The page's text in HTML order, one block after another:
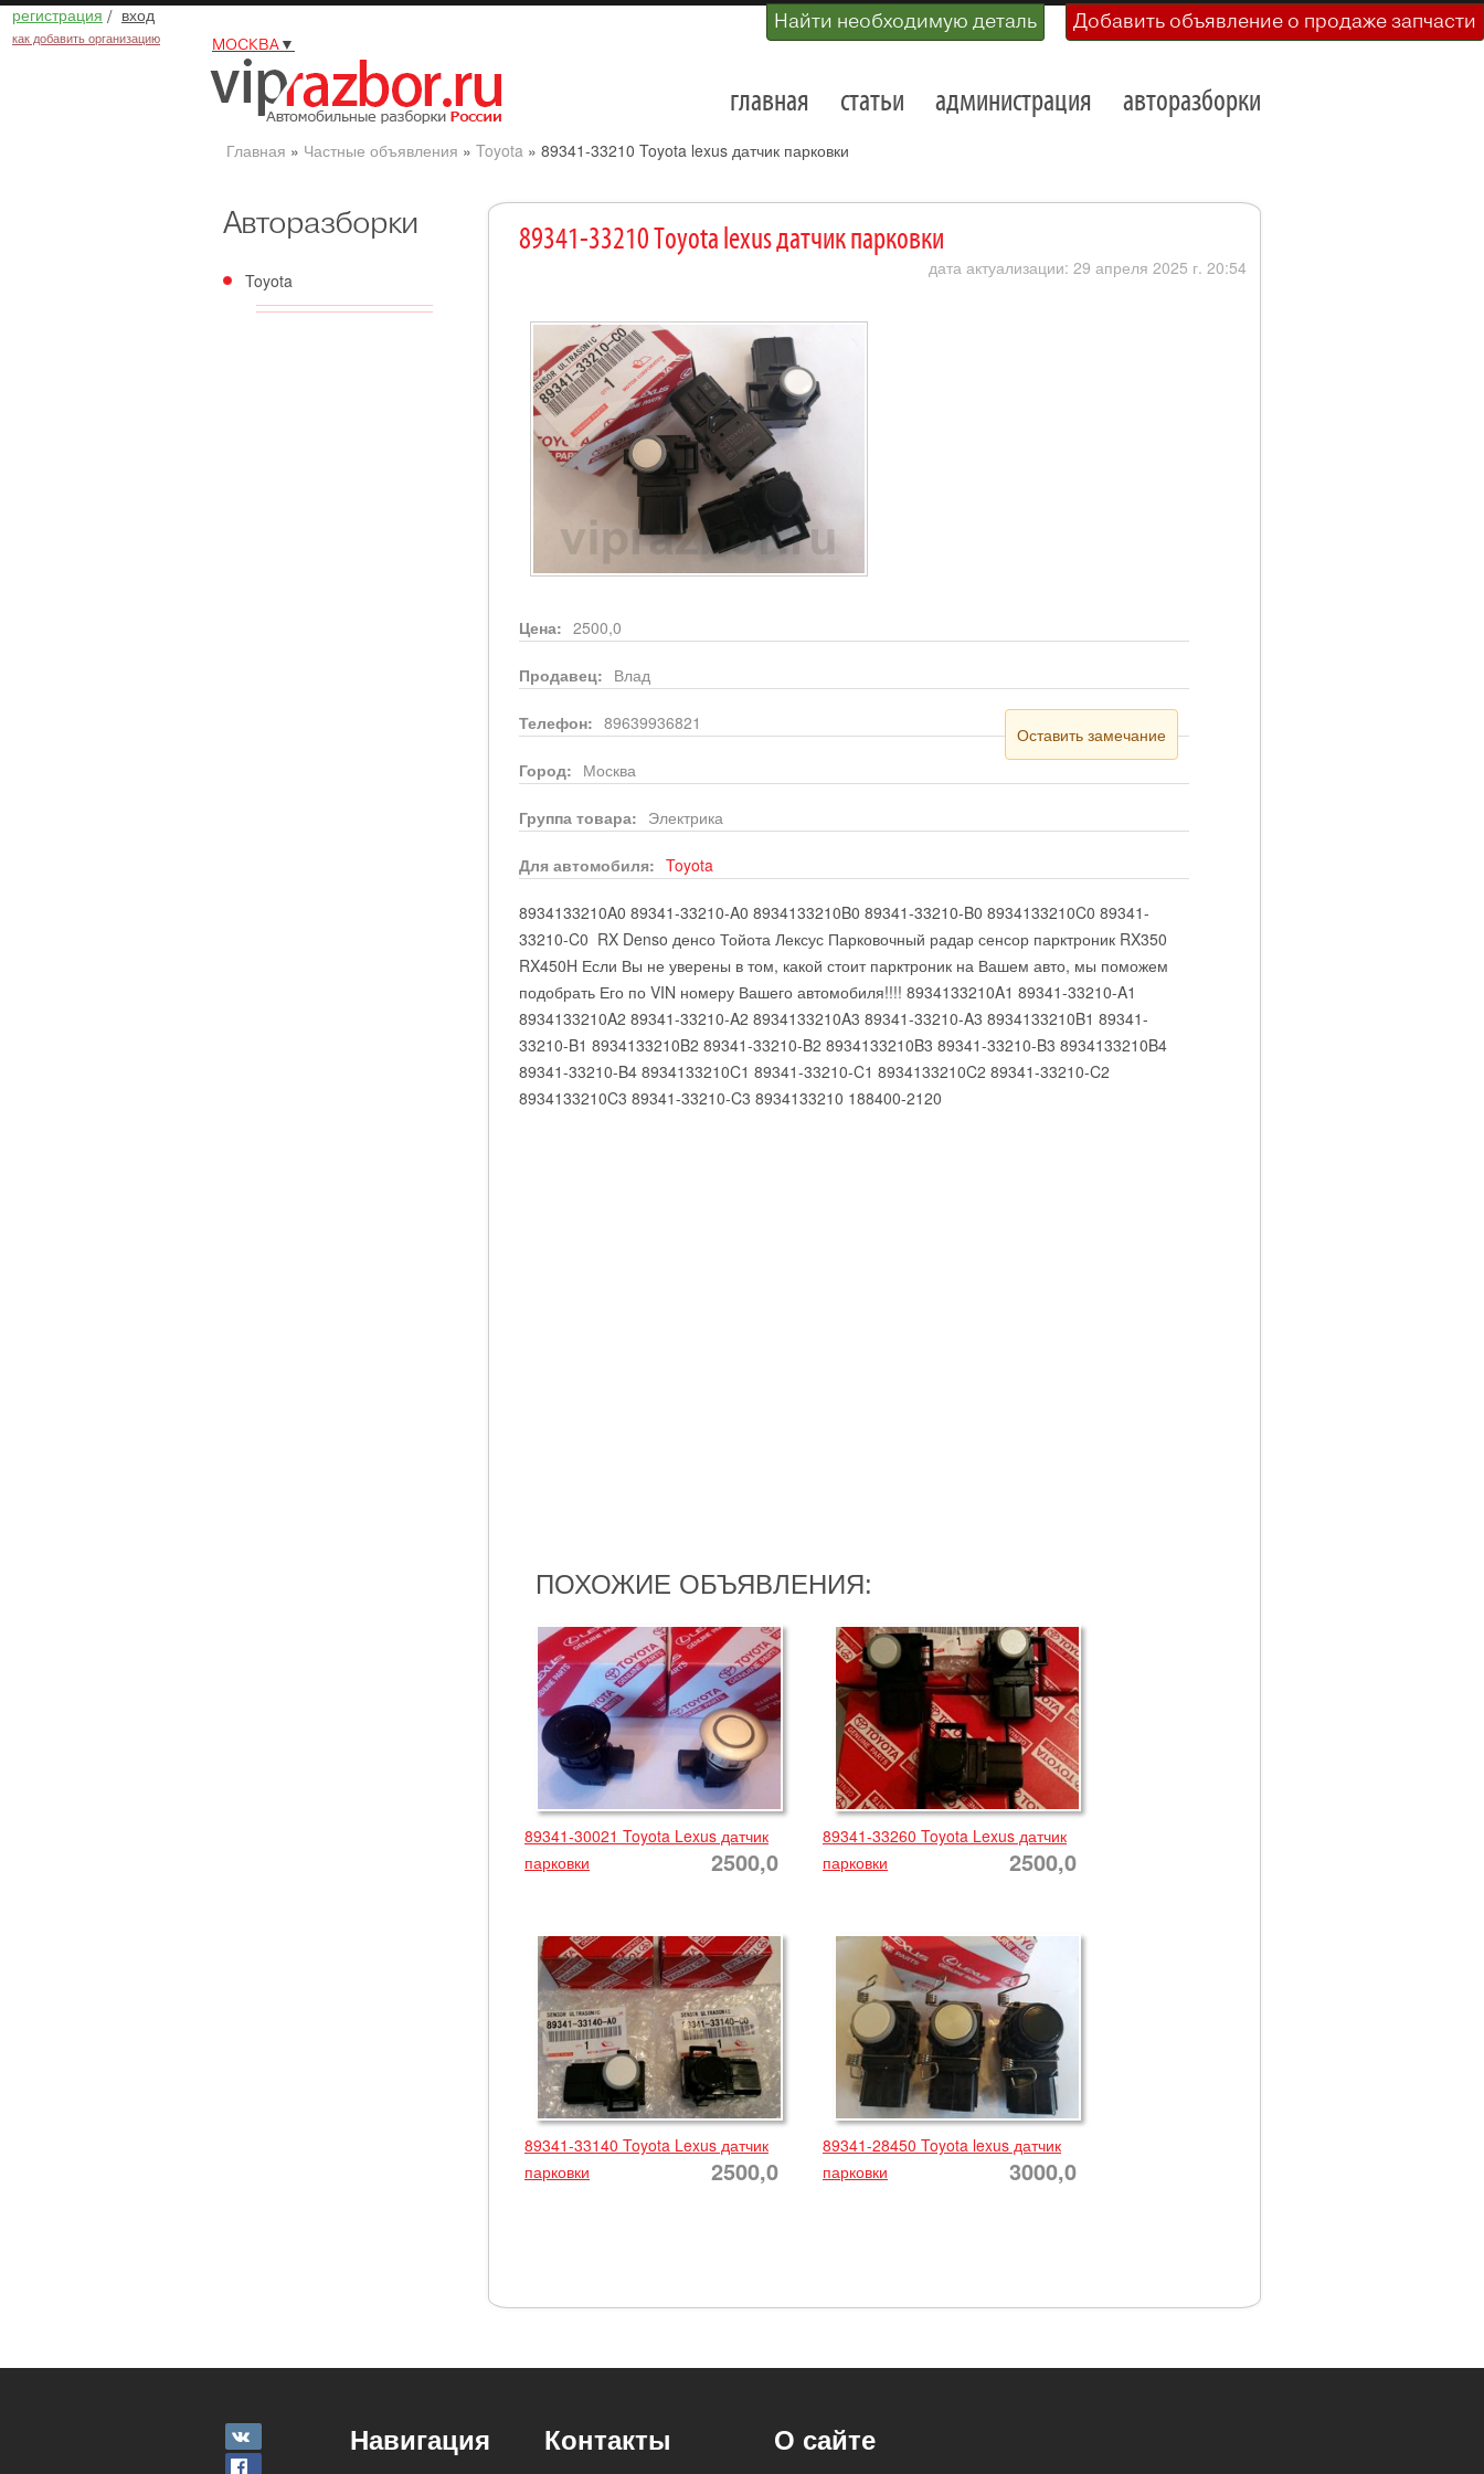
регистрация / вход
как добавить организацию
Найти необходимую деталь Добавить объявление о продаже запчасти
МОСКВА▼
главная статьи администрация авторазборки
Главная » Частные объявления » Toyota» 89341-33210 Toyota lexus датчик парковки
Авторазборки
Toyota
89341-33210 Toyota lexus датчик парковки
дата актуализации: 29 апреля 2025 г. 20:54
Цена: 2500,0
Продавец: Влад
Телефон: 89639936821
Оставить замечание
Город: Москва
Группа товара: Электрика
Для автомобиля: Toyota
8934133210A0 89341-33210-A0 8934133210B0 89341-33210-B0 8934133210C0 89341-
33210-C0 RX Denso денсо Тойота Лексус Парковочный радар сенсор парктроник RX350
RX450H Если Вы не уверены в том, какой стоит парктроник на Вашем авто, мы поможем
подобрать Его по VIN номеру Вашего автомобиля!!!! 8934133210A1 89341-33210-A1
8934133210A2 89341-33210-A2 8934133210A3 89341-33210-A3 8934133210B1 89341-
33210-B1 8934133210B2 89341-33210-B2 8934133210B3 89341-33210-B3 8934133210B4
89341-33210-B4 8934133210C1 89341-33210-C1 8934133210C2 89341-33210-C2
8934133210C3 89341-33210-C3 8934133210 188400-2120
ПОХОЖИЕ ОБЪЯВЛЕНИЯ:
89341-30021 Toyota Lexus датчик
парковки
2500,0
89341-33260 Toyota Lexus датчик
парковки
2500,0
89341-33140 Toyota Lexus датчик
парковки
2500,0
89341-28450 Toyota lexus датчик
парковки
3000,0
Навигация Контакты О сайте